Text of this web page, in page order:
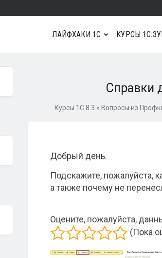
ЛАЙФХАКИ 1С КУРСЫ
Справки
Курсы 1С 8.3 » Вопросы из
Добрый день.
Подскажите, пожалуйста,
а также почему не
Оцените, пожалуйста,
(Пока